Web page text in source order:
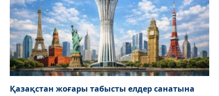
Қазақстан жоғары табысты елдер санатына